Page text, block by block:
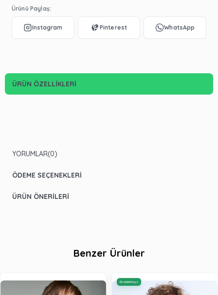
Ürünü Paylaş:
ÜRÜN ÖZELLIKLERI
YORUMLAR(0)
ÖDEME SEÇENEKLERI
ÜRÜN ÖNERILERI
Benzer Ürünler
Ücretsiz Kargo